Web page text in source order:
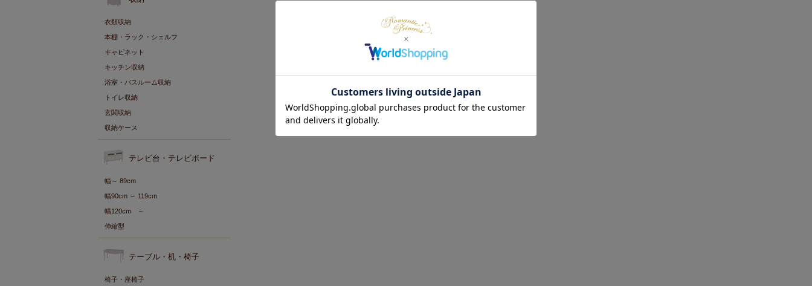
衣類収納
本棚・ラック・シェルフ
キャビネット
キッチン収納
浴室・バスルーム収納
トイレ収納
玄関収納
収納ケース
テレビ台・テレビボード
幅～ 89cm
幅90cm ～ 119cm
幅120cm ～
伸縮型
テーブル・机・椅子
椅子・座椅子